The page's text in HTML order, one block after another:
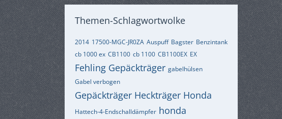
Themen-Schlagwortwolke
2014 17500-MGC-JR0ZA Auspuff Bagster Benzintank
cb 1000 ex CB1100 cb 1100 CB1100EX EX
Fehling Gepäckträger gabelhülsen
Gabel verbogen
Gepäckträger Heckträger Honda
Hattech-4-Endschalldämpfer honda